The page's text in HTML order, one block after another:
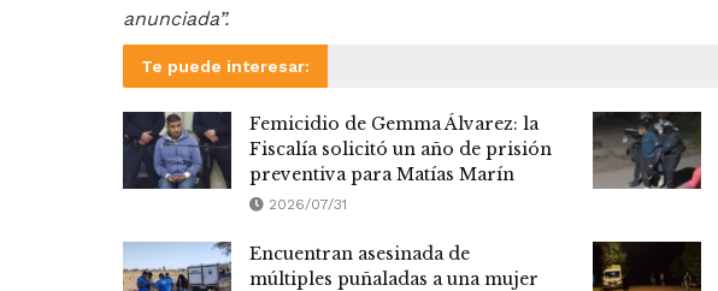
anunciada”.
Te puede interesar:
Femicidio de Gemma Álvarez: la
Fiscalía solicitó un año de prisión
preventiva para Matías Marín
2026/07/31
Encuentran asesinada de
múltiples puñaladas a una mujer